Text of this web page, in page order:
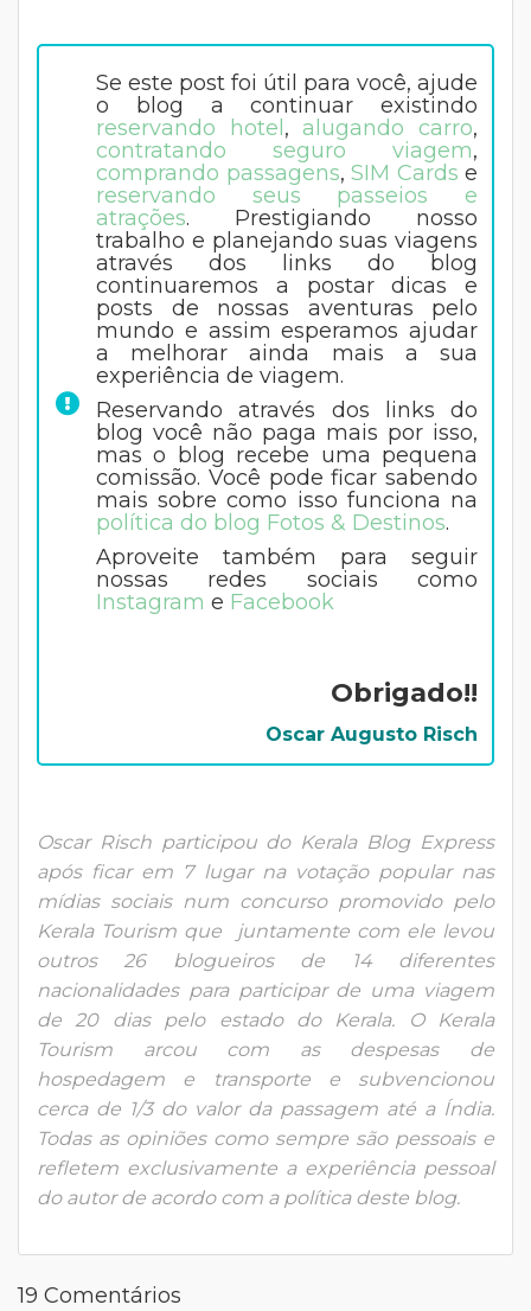
Se este post foi útil para você, ajude
o blog a continuar existindo
reservando hotel , alugando carro,
contratando seguro viagem,
comprando passagens, SIM Cards e
reservando seus passeios e
atrações. Prestigiando nosso
trabalho e planejando suas viagens
através dos links do blog
continuaremos a postar dicas e
posts de nossas aventuras pelo
mundo e assim esperamos ajudar
a melhorar ainda mais a sua
experiência de viagem.
Reservando através dos links do
blog você não paga mais por isso,
mas o blog recebe uma pequena
comissão. Você pode ficar sabendo
mais sobre como isso funciona na
política do blog Fotos & Destinos.
Aproveite também para seguir
nossas redes sociais como
Instagram e Facebook
Obrigado!!
Oscar Augusto Risch
Oscar Risch participou do Kerala Blog Express
após ficar em 7 lugar na votação popular nas
mídias sociais num concurso promovido pelo
Kerala Tourism que juntamente com ele levou
outros 26 blogueiros de 14 diferentes
nacionalidades para participar de uma viagem
de 20 dias pelo estado do Kerala. O Kerala
Tourism arcou com as despesas de
hospedagem e transporte e subvencionou
cerca de 1/3 do valor da passagem até a Índia.
Todas as opiniões como sempre são pessoais e
refletem exclusivamente a experiência pessoal
do autor de acordo com a política deste blog.
19 Comentários